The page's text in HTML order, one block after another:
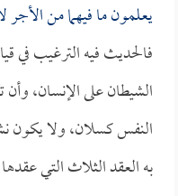
يعلمون ما فيهما من الأجر
فالحديث فيه الترغيب في
الشيطان على الإنسان،
النفس كسلان، ولا يكون
به العقد الثلاث التي